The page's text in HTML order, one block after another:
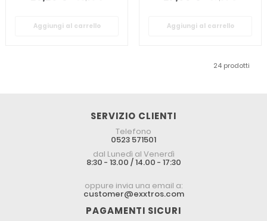
Aggiungi al carrello Aggiungi al carrello
24 prodotti
SERVIZIO CLIENTI
Telefono
0523 571501
dal Lunedì al Venerdì
8:30 - 13.00 / 14.00 - 17:30
oppure invia una email a:
customer@exxtros.com
PAGAMENTI SICURI